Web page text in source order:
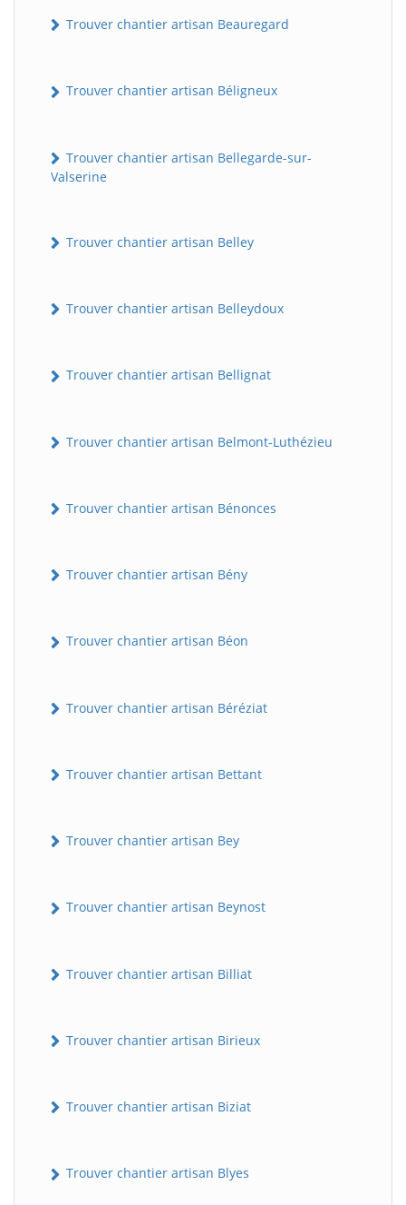
Trouver chantier artisan Beauregard
Trouver chantier artisan Béligneux
Trouver chantier artisan Bellegarde-sur-
Valserine
Trouver chantier artisan Belley
Trouver chantier artisan Belleydoux
Trouver chantier artisan Bellignat
Trouver chantier artisan Belmont-Luthézieu
Trouver chantier artisan Bénonces
Trouver chantier artisan Bény
Trouver chantier artisan Béon
Trouver chantier artisan Béréziat
Trouver chantier artisan Bettant
Trouver chantier artisan Bey
Trouver chantier artisan Beynost
Trouver chantier artisan Billiat
Trouver chantier artisan Birieux
Trouver chantier artisan Biziat
Trouver chantier artisan Blyes